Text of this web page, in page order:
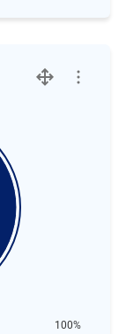
100%